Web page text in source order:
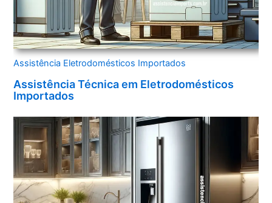
Assistência Eletrodomésticos Importados
Assistência Técnica em Eletrodomésticos
Importados